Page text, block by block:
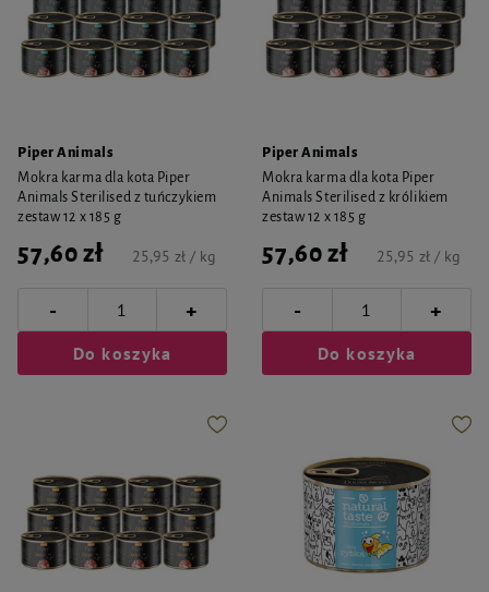
Piper Animals
Mokra karma dla kota Piper
Animals Sterilised z tuńczykiem
zestaw 12 x 185 g
57,60 zł 25,95 zł / kg
- +
Do koszyka
Piper Animals
Mokra karma dla kota Piper
Animals Sterilised z królikiem
zestaw 12 x 185 g
57,60 zł 25,95 zł / kg
- +
Do koszyka